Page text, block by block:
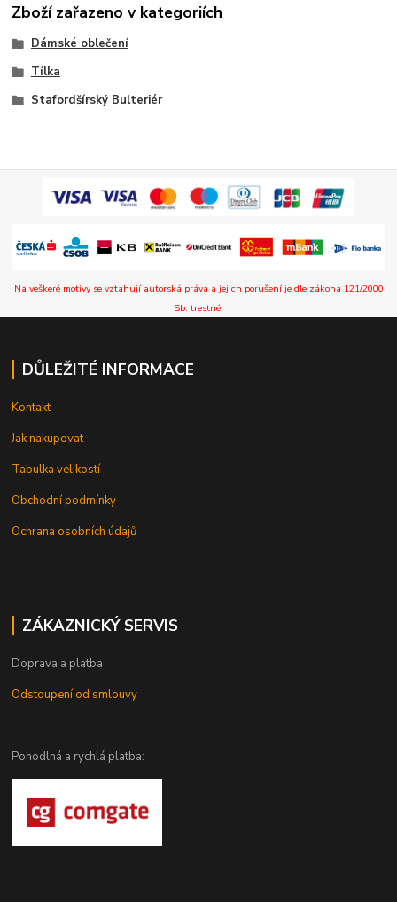
Zboží zařazeno v kategoriích
Dámské oblečení
Tílka
Stafordšírský Bulteriér
Na veškeré motivy se vztahují autorská práva a jejich porušení je dle zákona 121/2000
Sb. trestné.
DŮLEŽITÉ INFORMACE
Kontakt
Jak nakupovat
Tabulka velikostí
Obchodní podmínky
Ochrana osobních údajů
ZÁKAZNICKÝ SERVIS
Doprava a platba
Odstoupení od smlouvy
Pohodlná a rychlá platba: